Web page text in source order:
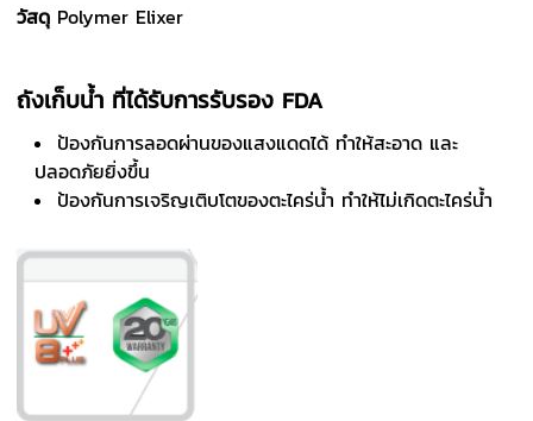
วัสดุ Polymer Elixer
ถังเก็บน้ำ ที่ได้รับการรับรอง FDA
ป้องกันการลอดผ่านของแสงแดดได้ ทำให้สะอาด และ
ปลอดภัยยิ่งขึ้น
ป้องกันการเจริญเติบโตของตะไคร่น้ำ ทำให้ไม่เกิดตะไคร่น้ำ